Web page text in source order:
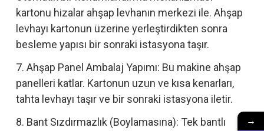
kartonu hizalar ahşap levhanın merkezi ile. Ahşap
levhayı kartonun üzerine yerleştirdikten sonra
besleme yapısı bir sonraki istasyona taşır.
7. Ahşap Panel Ambalaj Yapımı: Bu makine ahşap
panelleri katlar. Kartonun uzun ve kısa kenarları,
tahta levhayı taşır ve bir sonraki istasyona iletir.
8. Bant Sızdırmazlık (Boylamasına): Tek bantlı
→